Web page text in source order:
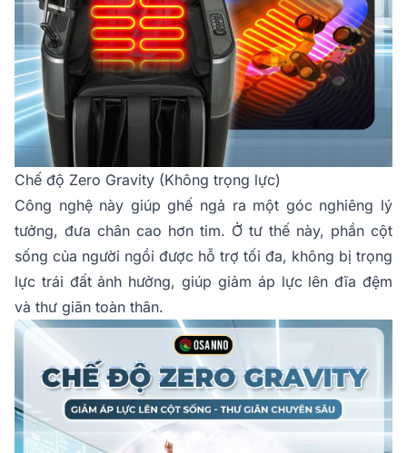
Chế độ Zero Gravity (Không trọng lực)
Công nghệ này giúp ghế ngả ra một góc nghiêng lý
tưởng, đưa chân cao hơn tim. Ở tư thế này, phần cột
sống của người ngồi được hỗ trợ tối đa, không bị trọng
lực trái đất ảnh hưởng, giúp giảm áp lực lên đĩa đệm
và thư giãn toàn thân.